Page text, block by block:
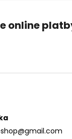
online
@gmail.com